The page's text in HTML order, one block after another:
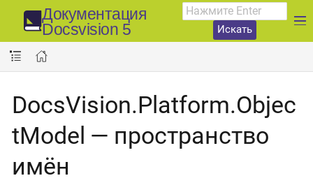
Документация
Docsvision 5
Искать
DocsVision.Platform.Objec
tModel — пространство
имён